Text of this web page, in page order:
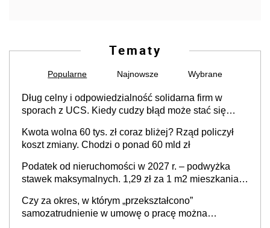
Tematy
Popularne Najnowsze Wybrane
Dług celny i odpowiedzialność solidarna firm w
sporach z UCS. Kiedy cudzy błąd może stać się
Kwota wolna 60 tys. zł coraz bliżej? Rząd policzył
koszt zmiany. Chodzi o ponad 60 mld zł
Podatek od nieruchomości w 2027 r. – podwyżka
stawek maksymalnych. 1,29 zł za 1 m2 mieszkania,
prowadzeniem działalności gospodarczej
Czy za okres, w którym „przekształcono”
samozatrudnienie w umowę o pracę można